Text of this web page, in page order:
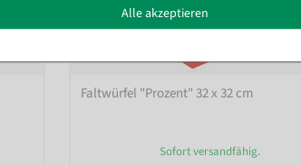
Faltwürfel "Prozent" 32 x 32 cm
Sofort versandfähig.
Alle akzeptieren